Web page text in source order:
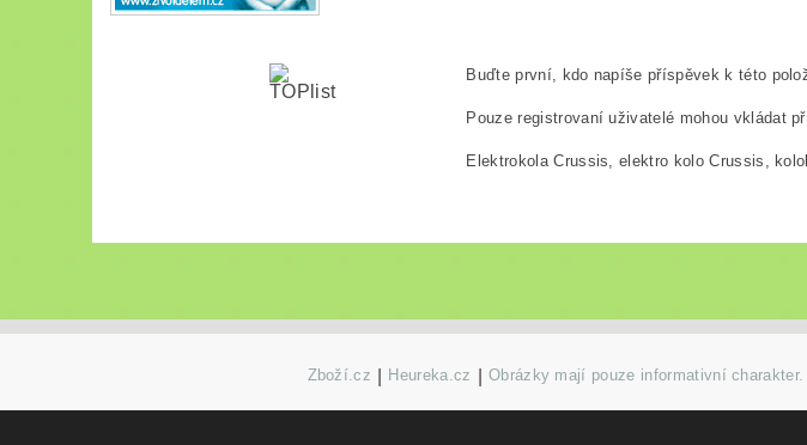
Buďte první, kdo napíše příspěvek k této
Pouze registrovaní uživatelé mohou vkládat
Elektrokola Crussis, elektro kolo Crussis,
Zboží.cz Heureka.cz Obrázky mají pouze informativní